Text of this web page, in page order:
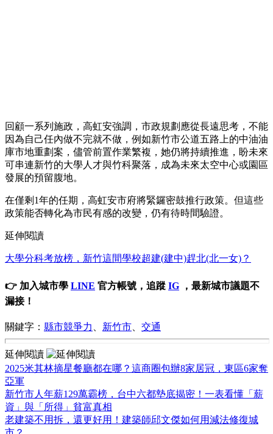
回顧一系列施政，高虹安強調，市政規劃應從長遠思考，不能
因為自己任內做不完就不做，例如新竹市公道五路上的中油油
庫市地重劃案，儘管前置作業繁複，她仍將持續推進，盼未來
可串連新竹的大學人才與竹科聚落，成為未來太空中心或園區
發展的預留腹地。
在僅剩1年的任期，高虹安市府將緊鑼密鼓推行政策。但這些
政策能否轉化為市民有感的改變，仍有待時間驗證。
延伸閱讀
大學分科考放榜，新竹這間學校超建(建中)趕北(北一女)？
👉 加入城市學 LINE 官方帳號，追蹤 IG ，最新城市議題不
漏接！
關鍵字： 縣市競爭力 新竹市 交通
延伸閱讀
2025米其林摘星餐廳都在哪？這商圈包辦8家居冠，東區6家奪
亞軍
新竹市人年薪129萬霸榜，台中六都墊底揭密！一表看懂「薪
資」與「所得」貧富真相
老建築不用拆，還更好用！建築師邱文傑如何用減法修復城